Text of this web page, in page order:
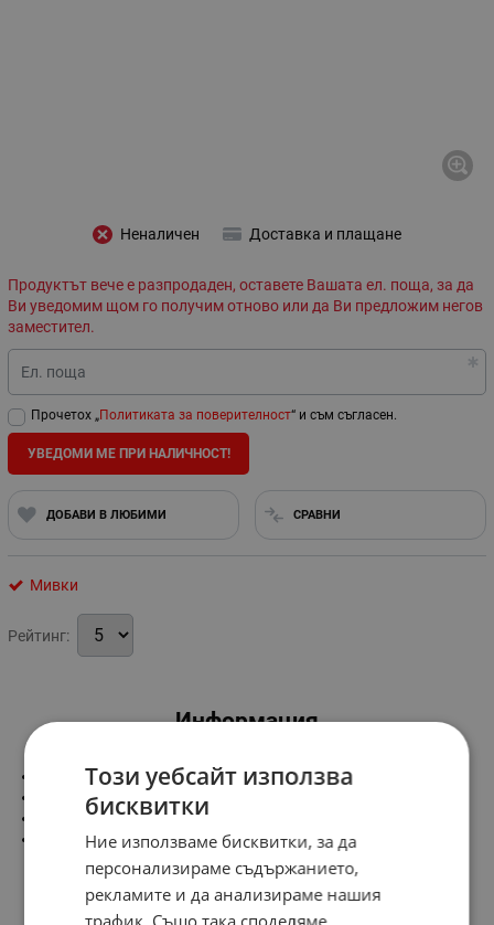
Неналичен Доставка и плащане
Продуктът вече е разпродаден, оставете Вашата ел. поща, за да
Ви уведомим щом го получим отново или да Ви предложим негов
заместител.
Ел. поща
Прочетох „Политиката за поверителност“ и съм съгласен.
УВЕДОМИ МЕ ПРИ НАЛИЧНОСТ!
ДОБАВИ В ЛЮБИМИ СРАВНИ
Мивки
Рейтинг:
Информация
-единична
-един плот
-размери-1000/600 мм.
Този уебсайт използва
бисквитки
Ние използваме бисквитки, за да
персонализираме съдържанието,
рекламите и да анализираме нашия
трафик. Също така споделяме